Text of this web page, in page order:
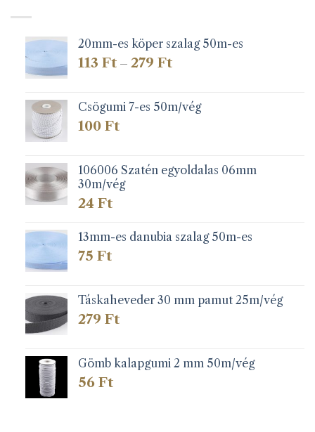
20mm-es köper szalag 50m-es
113 Ft – 279 FtÁrtartomány:
279 Ft
Csögumi 7-es 50m/vég
100 Ft
106006 Szatén egyoldalas 06mm
30m/vég
24 Ft
13mm-es danubia szalag 50m-es
75 Ft
Táskaheveder 30 mm pamut 25m/vég
279 Ft
Gömb kalapgumi 2 mm 50m/vég
56 Ft